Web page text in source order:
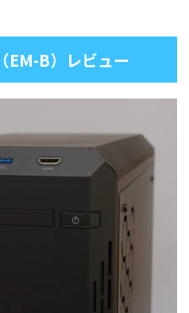
EM-B）レビュー